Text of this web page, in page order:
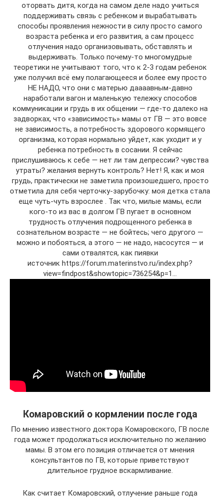
оторвать дитя, когда на самом деле надо учиться
поддерживать связь с ребенком и вырабатывать
способы проявления нежности в силу просто самого
возраста ребенка и его развития, а сам процесс
отлучения надо организовывать, обставлять и
выдерживать. Только почему-то многомудрые
теоретики не учитывают того, что к 2-3 годам ребенок
уже получил всё ему полагающееся и более ему просто
НЕ НАДО, что они с матерью даааавным-давно
наработали вагон и маленькую тележку способов
коммуникации и грудь в их общении — где-то далеко на
задворках, что «зависимость» мамы от ГВ — это вовсе
не зависимость, а потребность здорового кормящего
организма, которая нормально уйдет, как уходит и у
ребенка потребность в сосании. Я сейчас
прислушиваюсь к себе — нет ли там депрессии? чувства
утраты? желания вернуть контроль? Нет! Я, как и моя
грудь, практически не заметила произошедшего, просто
отметила для себя черточку-зарубочку: моя детка стала
еще чуть-чуть взрослее . Так что, милые мамы, если
кого-то из вас в долгом ГВ пугает в основном
трудность отлучения подрощенного ребенка в
сознательном возрасте — не бойтесь; чего другого —
можно и побояться, а этого — не надо, насосутся — и
сами отвалятся, как пиявки
источник https://forum.materinstvo.ru/index.php?
view=findpost&showtopic=736254&p=1…
Комаровский о кормлении после года
По мнению известного доктора Комаровского, ГВ после
года может продолжаться исключительно по желанию
мамы. В этом его позиция отличается от мнения
консультантов по ГВ, которые приветствуют
длительное грудное вскармливание.
Как считает Комаровский, отлучение раньше года